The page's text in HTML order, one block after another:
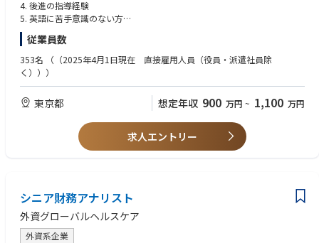
4. 後進の指導経験
5. 英語に苦手意識のない方
6. 薬剤師資格（尚可）
従業員数
353名
（（2025年4月1日現在 直接雇用人員（役員・派遣社員除
く）））
東京都 想定年収 900 万円 ~ 1,100 万円
求人エントリー
シニア財務アナリスト
外資グローバルヘルスケア
外資系企業